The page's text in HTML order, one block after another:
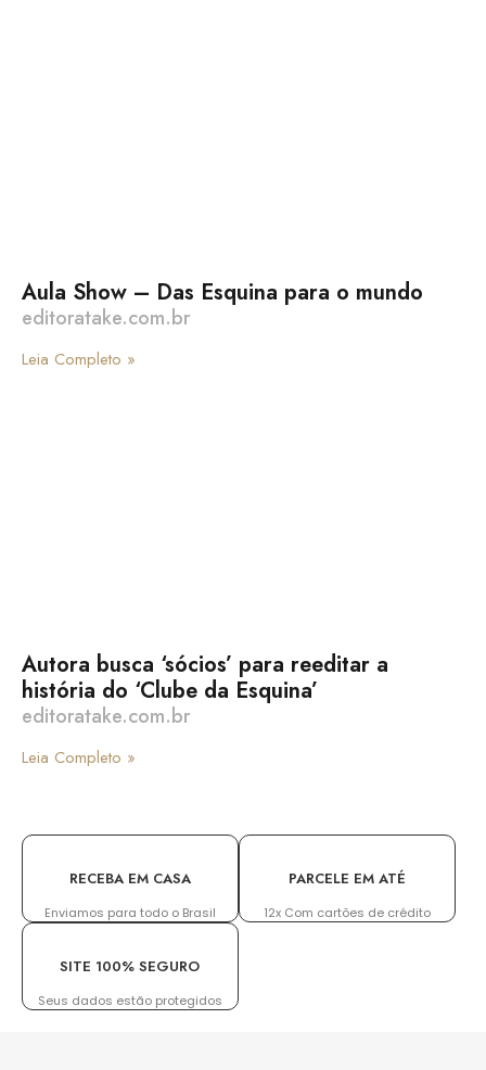
Aula Show – Das Esquina para o mundo
editoratake.com.br
Leia Completo »
Autora busca ‘sócios’ para reeditar a
história do ‘Clube da Esquina’
editoratake.com.br
Leia Completo »
RECEBA EM CASA
Enviamos para todo o Brasil
PARCELE EM ATÉ
12x Com cartões de crédito
SITE 100% SEGURO
Seus dados estão protegidos